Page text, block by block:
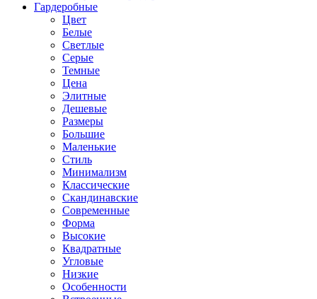
Гардеробные
Цвет
Белые
Светлые
Серые
Темные
Цена
Элитные
Дешевые
Размеры
Большие
Маленькие
Стиль
Минимализм
Классические
Скандинавские
Современные
Форма
Высокие
Квадратные
Угловые
Низкие
Особенности